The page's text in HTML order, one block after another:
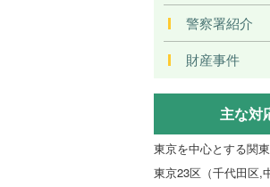
警察署紹介
財産事件
主な対
東京を中心とする関
東京23区（千代田区,